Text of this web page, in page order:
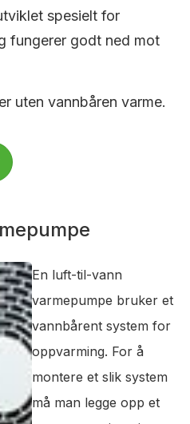
spesielt for
fungerer godt ned mot
uten vannbåren varme.
En luft-til-vann
varmepumpe bruker et
vannbårent system for
oppvarming. For å
montere et slik system
må man legge opp et